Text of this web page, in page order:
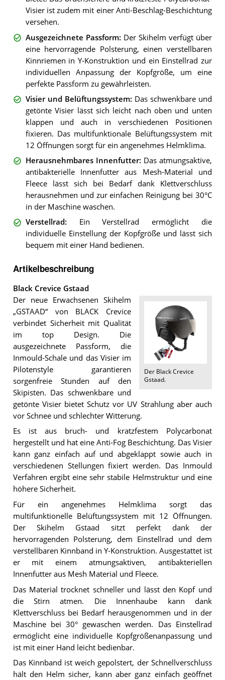
Visier ist zudem mit einer Anti-Beschlag-Beschichtung
versehen.
Ausgezeichnete Passform: Der Skihelm verfügt über
eine hervorragende Polsterung, einen verstellbaren
Kinnriemen in Y-Konstruktion und ein Einstellrad zur
individuellen Anpassung der Kopfgröße, um eine
perfekte Passform zu gewährleisten.
Visier und Belüftungssystem: Das schwenkbare und
getönte Visier lässt sich leicht nach oben und unten
klappen und auch in verschiedenen Positionen
fixieren. Das multifunktionale Belüftungssystem mit
12 Öffnungen sorgt für ein angenehmes Helmklima.
Herausnehmbares Innenfutter: Das atmungsaktive,
antibakterielle Innenfutter aus Mesh-Material und
Fleece lässt sich bei Bedarf dank Klettverschluss
herausnehmen und zur einfachen Reinigung bei 30°C
in der Maschine waschen.
Verstellrad: Ein Verstellrad ermöglicht die
individuelle Einstellung der Kopfgröße und lässt sich
bequem mit einer Hand bedienen.
Artikelbeschreibung
Black Crevice Gstaad
Der Black Crevice
Gstaad.
Der neue Erwachsenen Skihelm
„GSTAAD“ von BLACK Crevice
verbindet Sicherheit mit Qualität
im top Design. Die
ausgezeichnete Passform, die
Inmould-Schale und das Visier im
Pilotenstyle garantieren
sorgenfreie Stunden auf den
Skipisten. Das schwenkbare und
getönte Visier bietet Schutz vor UV Strahlung aber auch
vor Schnee und schlechter Witterung.
Es ist aus bruch- und kratzfestem Polycarbonat
hergestellt und hat eine Anti-Fog Beschichtung. Das Visier
kann ganz einfach auf und abgeklappt sowie auch in
verschiedenen Stellungen fixiert werden. Das Inmould
Verfahren ergibt eine sehr stabile Helmstruktur und eine
höhere Sicherheit.
Für ein angenehmes Helmklima sorgt das
multifunktionelle Belüftungssystem mit 12 Öffnungen.
Der Skihelm Gstaad sitzt perfekt dank der
hervorragenden Polsterung, dem Einstellrad und dem
verstellbaren Kinnband in Y-Konstruktion. Ausgestattet ist
er mit einem atmungsaktiven, antibakteriellen
Innenfutter aus Mesh Material und Fleece.
Das Material trocknet schneller und lässt den Kopf und
die Stirn atmen. Die Innenhaube kann dank
Klettverschluss bei Bedarf herausgenommen und in der
Maschine bei 30° gewaschen werden. Das Einstellrad
ermöglicht eine individuelle Kopfgrößenanpassung und
ist mit einer Hand leicht bedienbar.
Das Kinnband ist weich gepolstert, der Schnellverschluss
hält den Helm sicher, kann aber ganz einfach geöffnet